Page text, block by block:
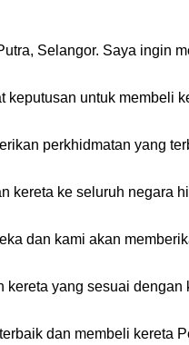
Selangor. Saya ingin
untuk membeli
perkhidmatan yang
kereta ke seluruh negara
dan kami akan
yang sesuai dengan
dan membeli kereta